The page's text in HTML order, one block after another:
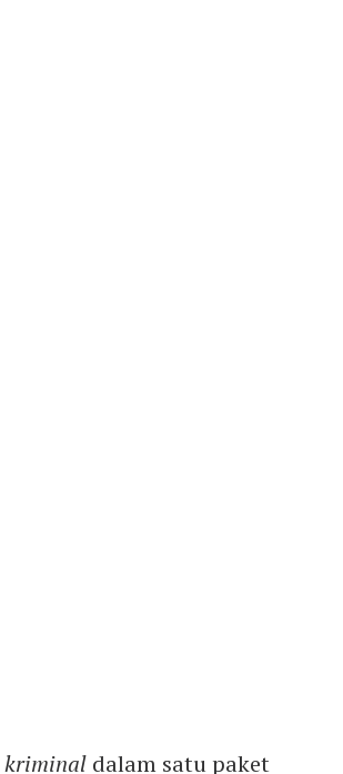
kriminal dalam satu paket